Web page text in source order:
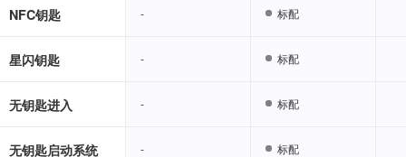
NFC钥匙 - 标配
星闪钥匙 - 标配
无钥匙进入 - 标配
无钥匙启动系统 - 标配
- 标配
- 标配
- 标配
- 标配